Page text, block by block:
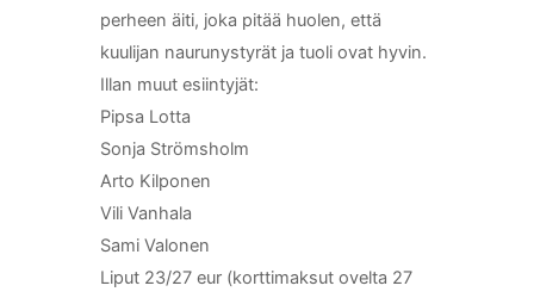
perheen äiti, joka pitää huolen, että
kuulijan naurunystyrät ja tuoli ovat hyvin.
Illan muut esiintyjät:
Pipsa Lotta
Sonja Strömsholm
Arto Kilponen
Vili Vanhala
Sami Valonen
Liput 23/27 eur (korttimaksut ovelta 27